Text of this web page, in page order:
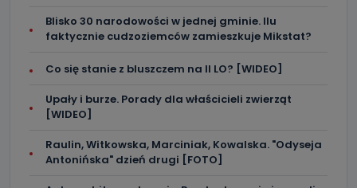
Blisko 30 narodowości w jednej gminie. Ilu
faktycznie cudzoziemców zamieszkuje Mikstat?
Co się stanie z bluszczem na II LO? [WIDEO]
Upały i burze. Porady dla właścicieli zwierząt
[WIDEO]
Raulin, Witkowska, Marciniak, Kowalska. "Odyseja
Antonińska" dzień drugi [FOTO]